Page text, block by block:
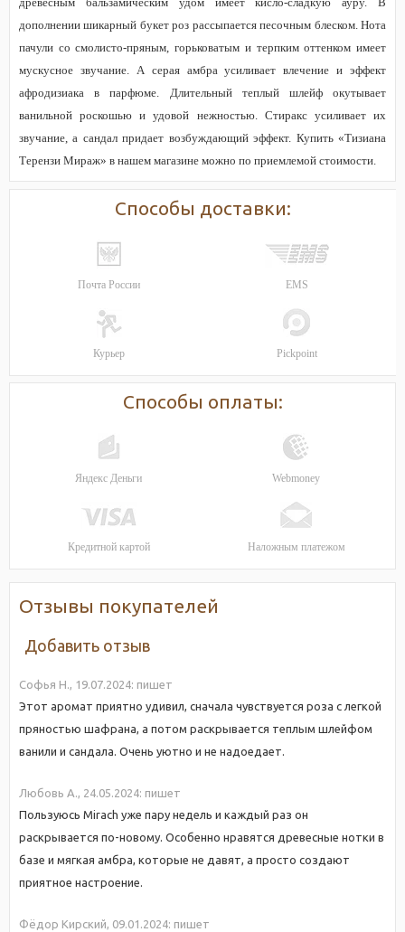
дополнении шикарный букет роз рассыпается песочным блеском. Нота
пачули со смолисто-пряным, горьковатым и терпким оттенком имеет
мускусное звучание. А серая амбра усиливает влечение и эффект
афродизиака в парфюме. Длительный теплый шлейф окутывает
ванильной роскошью и удовой нежностью. Стиракс усиливает их
звучание, а сандал придает возбуждающий эффект. Купить «Тизиана
Терензи Мираж» в нашем магазине можно по приемлемой стоимости.
Способы доставки:
Почта России EMS
Курьер Pickpoint
Способы оплаты:
Яндекс Деньги Webmoney
Кредитной картой Наложным платежом
Отзывы покупателей
Добавить отзыв
Софья Н., 19.07.2024: пишет
Этот аромат приятно удивил, сначала чувствуется роза с легкой
пряностью шафрана, а потом раскрывается теплым шлейфом
ванили и сандала. Очень уютно и не надоедает.
Любовь А., 24.05.2024: пишет
Пользуюсь Mirach уже пару недель и каждый раз он
раскрывается по-новому. Особенно нравятся древесные нотки в
базе и мягкая амбра, которые не давят, а просто создают
приятное настроение.
Фёдор Кирский, 09.01.2024: пишет